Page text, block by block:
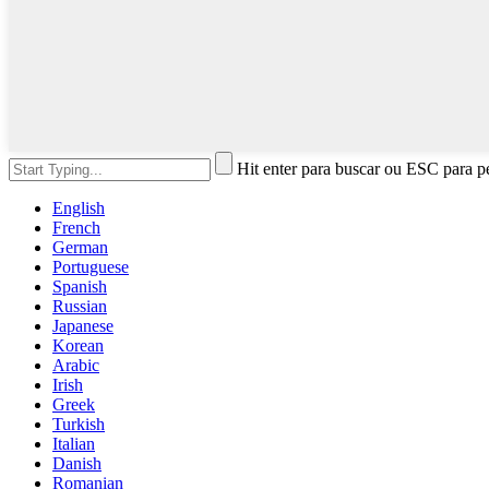
Hit enter para buscar ou ESC para
English
French
German
Portuguese
Spanish
Russian
Japanese
Korean
Arabic
Irish
Greek
Turkish
Italian
Danish
Romanian